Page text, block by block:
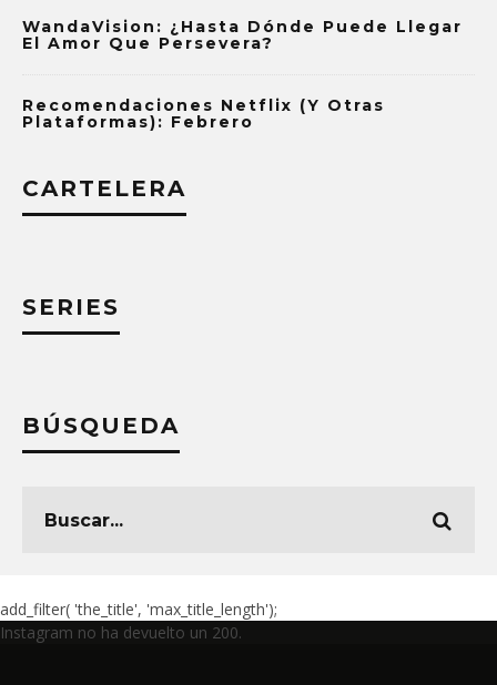
WandaVision: ¿Hasta Dónde Puede Llegar
El Amor Que Persevera?
Recomendaciones Netflix (y Otras
Plataformas): Febrero
CARTELERA
SERIES
BÚSQUEDA
add_filter( 'the_title', 'max_title_length');
Instagram no ha devuelto un 200.